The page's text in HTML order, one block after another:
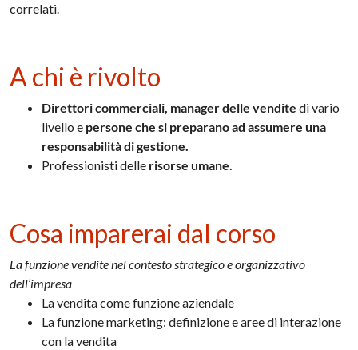
correlati.
A chi è rivolto
Direttori commerciali, manager delle vendite di vario
livello e persone che si preparano ad assumere una
responsabilità di gestione.
Professionisti delle risorse umane.
Cosa imparerai dal corso
La funzione vendite nel contesto strategico e organizzativo
dell’impresa
La vendita come funzione aziendale
La funzione marketing: definizione e aree di interazione
con la vendita